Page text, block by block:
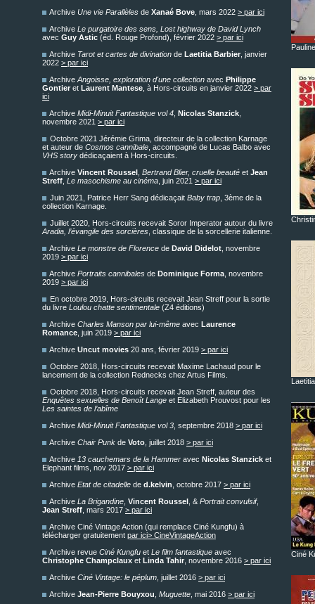
Archive Une vie Parallèles de Xanaé Bove , mars 2022 > par ici
Archive Le purgatoire des sens, Lost highway de David Lynch
avec Guy Astic (éd. Rouge Profond), février 2022 > par ici
Archive Tarot et cartes de divination de Laetitia Barbier , janvier
2022 > par ici
Archive Angoisse, exploration d'une collection avec Philippe
Gontier et Laurent Mantese , à Hors-circuits en janvier 2022 > par
ici
Archive Midi-Minuit Fantastique vol 4 Nicolas Stanzick
novembre 2021 > par ici
Octobre 2021 Jérémie Grima, directeur de la collection Karnage
et auteur de Cosmos cannibale , accompagné de Lucas Balbo avec
VHS story dédicaçaient à Hors-circuits.
Archive Vincent Roussel Bertrand Blier, cruelle beauté et Jean
Streff Le masochisme au cinéma , juin 2021 > par ici
Juin 2021, Patrice Herr Sang dédicaçait Baby trap , 3ème de la
collection Karnage.
Juillet 2020, Hors-circuits recevait Soror Imperator autour du livre
Aradia, l’évangile des sorcières , classique de la sorcellerie italienne.
Archive Le monstre de Florence de David Didelot , novembre
2019 > par ici
Archive Portraits cannibales de Dominique Forma , novembre
2019 > par ici
En octobre 2019, Hors-circuits recevait Jean Streff pour la sortie
du livre Loulou chatte sentimentale (Z4 éditions)
Archive Charles Manson par lui-même avec Laurence
Romance , juin 2019 > par ici
Archive Uncut movies 20 ans, février 2019 > par ici
Octobre 2018, Hors-circuits recevait Maxime Lachaud pour le
lancement de la collection Rednecks chez Artus Films.
Octobre 2018, Hors-circuits recevait Jean Streff, auteur des
Enquêtes sexuelles de Benoît Lange et Elizabeth Prouvost pour les
Les saintes de l’abîme
Archive Midi-Minuit Fantastique vol 3 , septembre 2018 > par ici
Archive Chair Punk de Voto , juillet 2018 > par ici
Archive 13 cauchemars de la Hammer avec Nicolas Stanzick et
Elephant films, nov 2017 > par ici
Archive Etat de citadelle de d.kelvin , octobre 2017 > par ici
Archive La Brigandine Vincent Roussel , & Portrait convulsif,
Jean Streff , mars 2017 > par ici
Archive Ciné Vintage Action (qui remplace Ciné Kungfu) à
télécharger gratuitement par ici> CineVintageAction
Archive revue Ciné Kungfu et Le film fantastique avec
Christophe Champclaux et Linda Tahir , novembre 2016 > par ici
Archive Ciné Vintage: le péplum , juillet 2016 > par ici
Archive Jean-Pierre Bouyxou Muguette , mai 2016 > par ici
Ciné